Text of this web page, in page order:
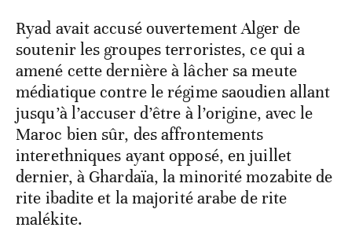
Ryad avait accusé ouvertement Alger de
soutenir les groupes terroristes, ce qui a
amené cette dernière à lâcher sa meute
médiatique contre le régime saoudien allant
jusqu’à l’accuser d’être à l’origine, avec le
Maroc bien sûr, des affrontements
interethniques ayant opposé, en juillet
dernier, à Ghardaïa, la minorité mozabite de
rite ibadite et la majorité arabe de rite
malékite.